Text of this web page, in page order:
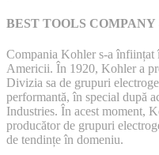
BEST TOOLS COMPANY
Compania Kohler s-a înființat
Americii. În 1920, Kohler a
Divizia sa de grupuri
performantă, în special după
Industries. În acest moment,
producător de grupuri
de tendințe în domeniu.